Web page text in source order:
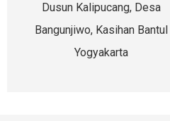
Dusun Kalipucang, Desa
Bangunjiwo, Kasihan Bantul
Yogyakarta